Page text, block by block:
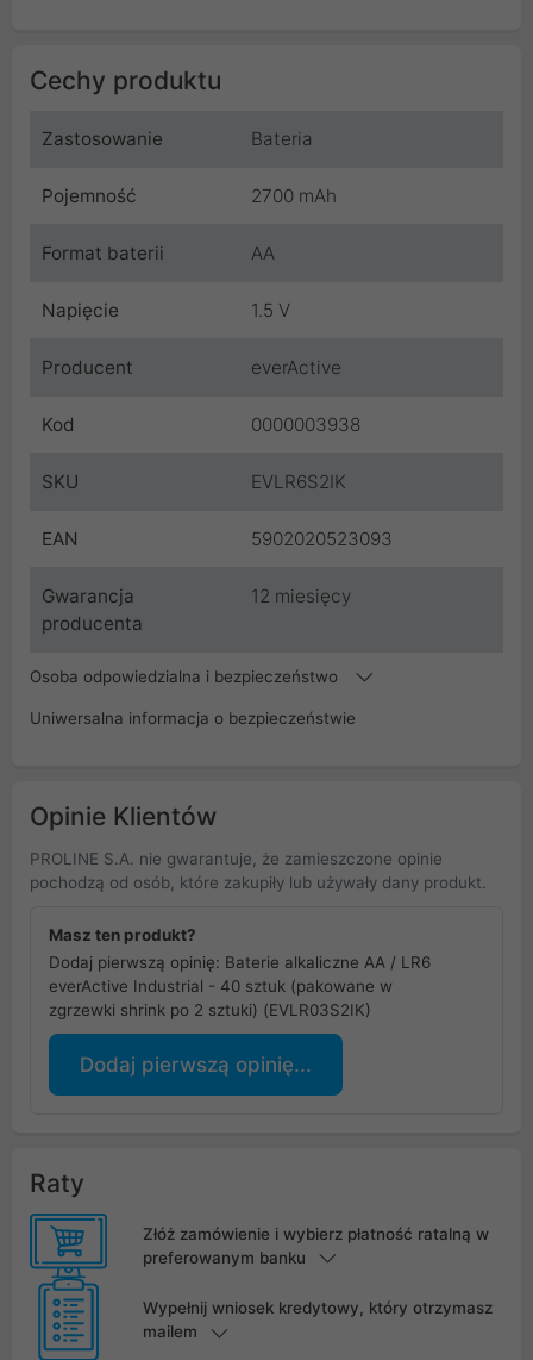
Cechy produktu
Zastosowanie Bateria
Pojemność 2700 mAh
Format baterii AA
Napięcie 1.5 V
Producent everActive
Kod 0000003938
SKU EVLR6S2IK
EAN 5902020523093
Gwarancja
producenta
12 miesięcy
Osoba odpowiedzialna i bezpieczeństwo
Uniwersalna informacja o bezpieczeństwie
Opinie Klientów
PROLINE S.A. nie gwarantuje, że zamieszczone opinie
pochodzą od osób, które zakupiły lub używały dany produkt.
Masz ten produkt?
Dodaj pierwszą opinię: Baterie alkaliczne AA / LR6
everActive Industrial - 40 sztuk (pakowane w
zgrzewki shrink po 2 sztuki) (EVLR03S2IK)
Dodaj pierwszą opinię...
Raty
Złóż zamówienie i wybierz płatność ratalną w
preferowanym banku
Wypełnij wniosek kredytowy, który otrzymasz
mailem